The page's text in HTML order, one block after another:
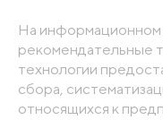
На
рекомендательные
технологии
сбора,
относящихся к